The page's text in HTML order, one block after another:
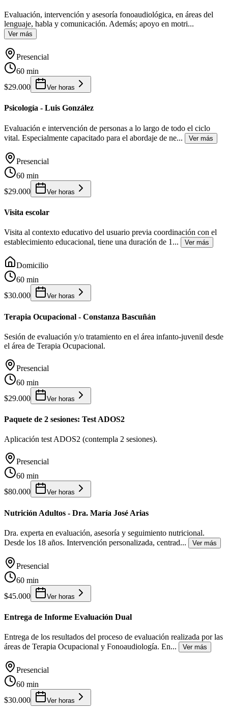
Evaluación, intervención y asesoría fonoaudiológica, en áreas del
lenguaje, habla y comunicación. Además; apoyo en motri...
Ver más
Presencial
60 min
$29.000
Ver horas
Psicología - Luis González
Evaluación e intervención de personas a lo largo de todo el ciclo
vital. Especialmente capacitado para el abordaje de ne... Ver más
Presencial
60 min
$29.000
Ver horas
Visita escolar
Visita al contexto educativo del usuario previa coordinación con el
establecimiento educacional, tiene una duración de 1 ... Ver más
Domicilio
60 min
$30.000
Ver horas
Terapia Ocupacional - Constanza Bascuñán
Sesión de evaluación y/o tratamiento en el área infanto-juvenil desde
el área de Terapia Ocupacional.
Presencial
60 min
$29.000
Ver horas
Paquete de 2 sesiones: Test ADOS2
Aplicación test ADOS2 (contempla 2 sesiones).
Presencial
60 min
$80.000
Ver horas
Nutrición Adultos - Dra. María José Arias
Dra. experta en evaluación, asesoría y seguimiento nutricional.
Desde los 18 años. Intervención personalizada, centrad... Ver más
Presencial
60 min
$45.000
Ver horas
Entrega de Informe Evaluación Dual
Entrega de los resultados del proceso de evaluación realizada por las
áreas de Terapia Ocupacional y Fonoaudiología. En... Ver más
Presencial
60 min
$30.000
Ver horas